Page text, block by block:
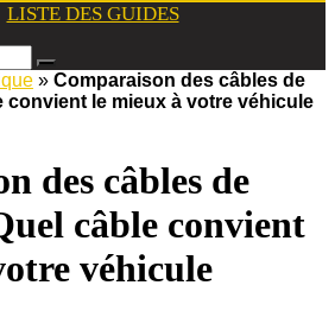
LISTE DES GUIDES
» Comparaison des câbles de
convient le mieux à votre véhicule
des câbles de
câble convient
véhicule